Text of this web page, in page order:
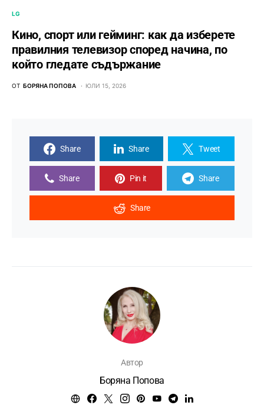
LG
Кино, спорт или гейминг: как да изберете
правилния телевизор според начина, по
който гледате съдържание
ОТ БОРЯНА ПОПОВА ЮЛИ 15, 2026
Share Share Tweet
Share Pin it Share
Share
Автор
Боряна Попова